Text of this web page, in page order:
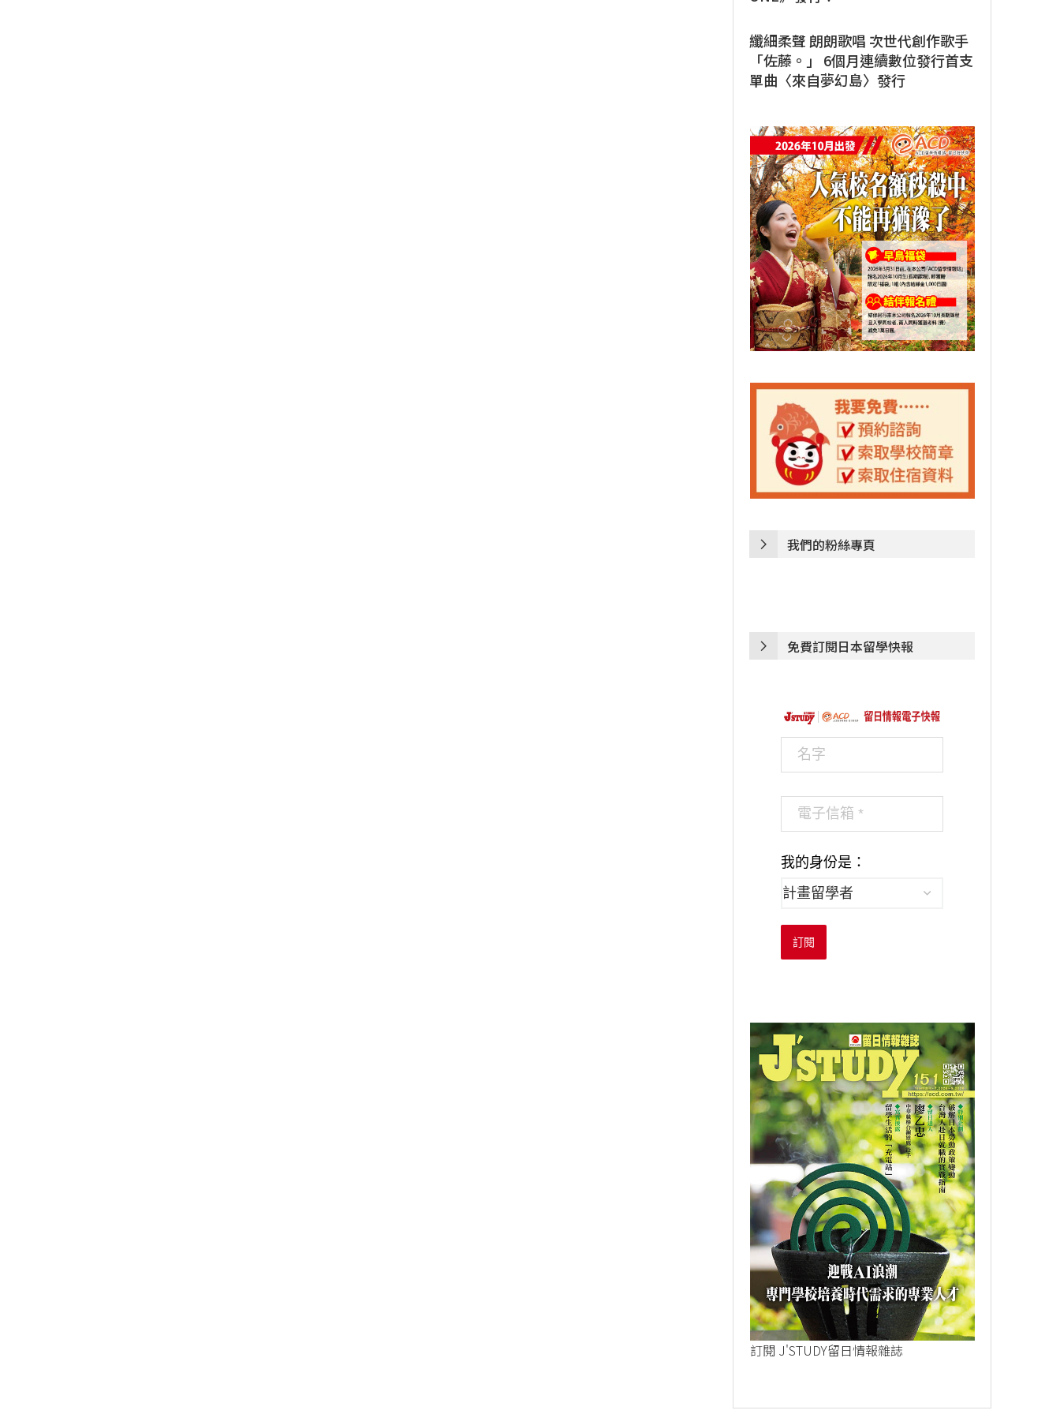
纖細柔聲 朗朗歌唱 次世代創作歌手
「佐藤。」 6個月連續數位發行首支
單曲〈來自夢幻島〉發行
我們的粉絲專頁
免費訂閱日本留學快報
我的身份是：
訂閱
訂閱 J'STUDY留日情報雜誌